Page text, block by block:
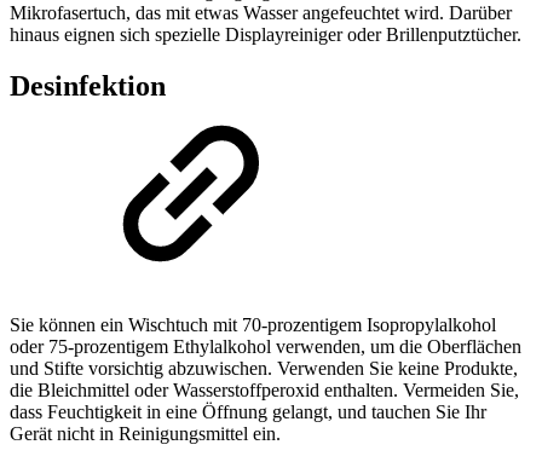
Mikrofasertuch, das mit etwas Wasser angefeuchtet wird. Darüber
hinaus eignen sich spezielle Displayreiniger oder Brillenputztücher.
Desinfektion
Sie können ein Wischtuch mit 70-prozentigem Isopropylalkohol
oder 75-prozentigem Ethylalkohol verwenden, um die Oberflächen
und Stifte vorsichtig abzuwischen. Verwenden Sie keine Produkte,
die Bleichmittel oder Wasserstoffperoxid enthalten. Vermeiden Sie,
dass Feuchtigkeit in eine Öffnung gelangt, und tauchen Sie Ihr
Gerät nicht in Reinigungsmittel ein.